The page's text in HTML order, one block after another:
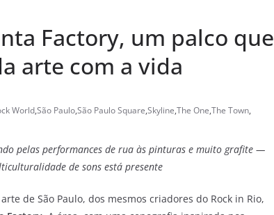
Factory, um palco que
arte com a vida
World,São Paulo,São Paulo Square,Skyline,The One,The Town,
pelas performances de rua às pinturas e muito grafite —
de sons está presente
de São Paulo, dos mesmos criadores do Rock in Rio,